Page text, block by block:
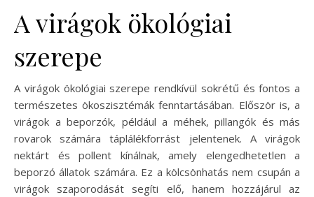
A virágok ökológiai
szerepe
A virágok ökológiai szerepe rendkívül sokrétű és fontos a
természetes ökoszisztémák fenntartásában. Először is, a
virágok a beporzók, például a méhek, pillangók és más
rovarok számára táplálékforrást jelentenek. A virágok
nektárt és pollent kínálnak, amely elengedhetetlen a
beporzó állatok számára. Ez a kölcsönhatás nem csupán a
virágok szaporodását segíti elő, hanem hozzájárul az